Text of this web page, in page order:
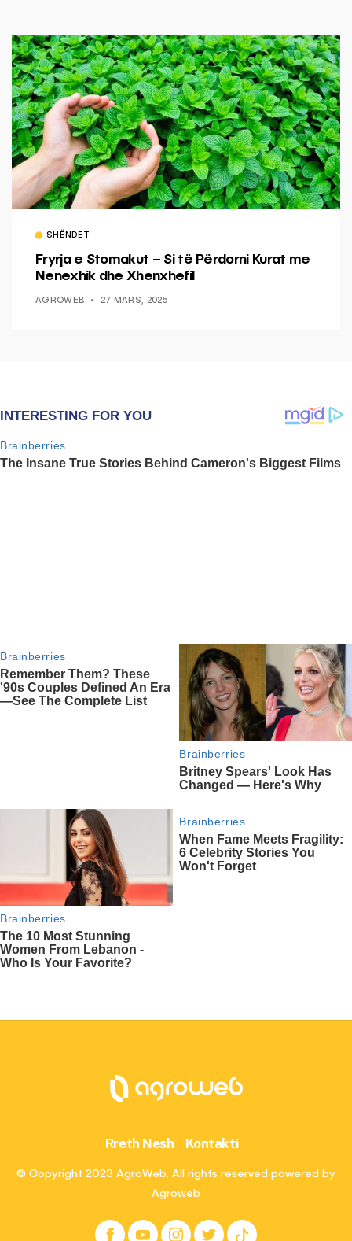
SHËNDET
Fryrja e Stomakut – Si të Përdorni Kurat me
Nenexhik dhe Xhenxhefil
AGROWEB 27 MARS, 2025
Rreth Nesh Kontakti
© Copyright 2023 AgroWeb. All rights reserved powered by
Agroweb